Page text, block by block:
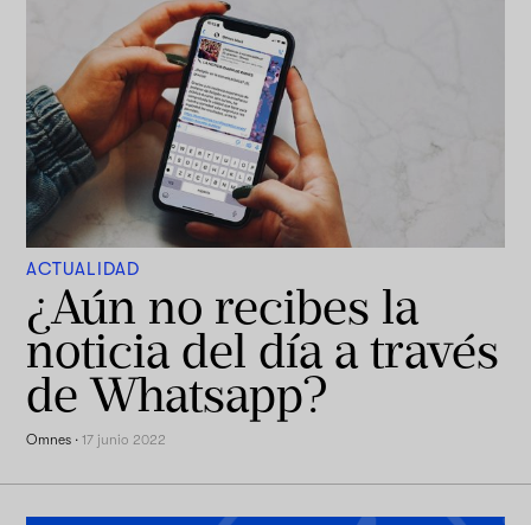
ACTUALIDAD
¿Aún no recibes la
noticia del día a través
de Whatsapp?
Omnes ·17 junio 2022